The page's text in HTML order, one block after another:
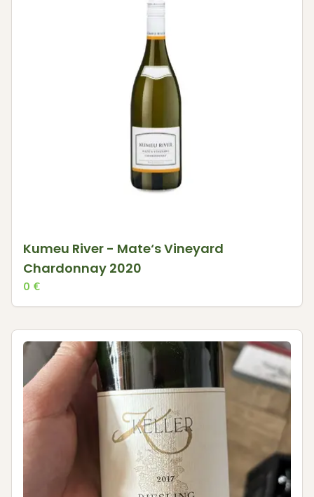
Kumeu River - Mate‘s Vineyard
Chardonnay 2020
0 €